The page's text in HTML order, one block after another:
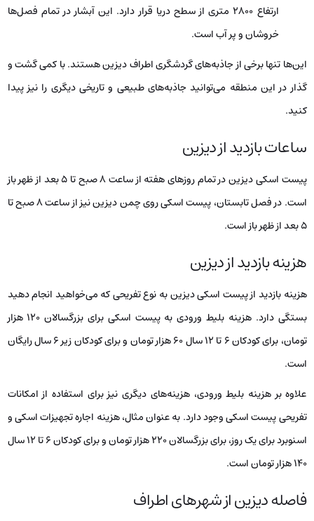
ارتفاع ۲۸۰۰ متری از سطح دریا قرار دارد. این آبشار در تمام فصل‌ها
خروشان و پر آب است.
این‌ها تنها برخی از جاذبه‌های گردشگری اطراف دیزین هستند. با کمی گشت و
گذار در این منطقه می‌توانید جاذبه‌های طبیعی و تاریخی دیگری را نیز پیدا
کنید.
ساعات بازدید از دیزین
پیست اسکی دیزین در تمام روزهای هفته از ساعت ۸ صبح تا ۵ بعد از ظهر باز
است. در فصل تابستان، پیست اسکی روی چمن دیزین نیز از ساعت ۸ صبح تا
۵ بعد از ظهر باز است.
هزینه بازدید از دیزین
هزینه بازدید از پیست اسکی دیزین به نوع تفریحی که می‌خواهید انجام دهید
بستگی دارد. هزینه بلیط ورودی به پیست اسکی برای بزرگسالان ۱۲۰ هزار
تومان، برای کودکان ۶ تا ۱۲ سال ۶۰ هزار تومان و برای کودکان زیر ۶ سال رایگان
است.
علاوه بر هزینه بلیط ورودی، هزینه‌های دیگری نیز برای استفاده از امکانات
تفریحی پیست اسکی وجود دارد. به عنوان مثال، هزینه اجاره تجهیزات اسکی و
اسنوبرد برای یک روز، برای بزرگسالان ۲۲۰ هزار تومان و برای کودکان ۶ تا ۱۲ سال
۱۴۰ هزار تومان است.
فاصله دیزین از شهرهای اطراف